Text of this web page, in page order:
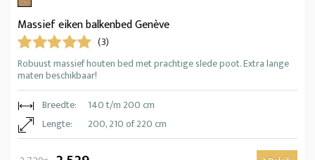
Massief eiken balkenbed Genève
(3)
Robuust massief houten bed met prachtige slede poot. Extra lange
maten beschikbaar!
Breedte:
140 t/m 200 cm
Lengte:
200, 210 of 220 cm